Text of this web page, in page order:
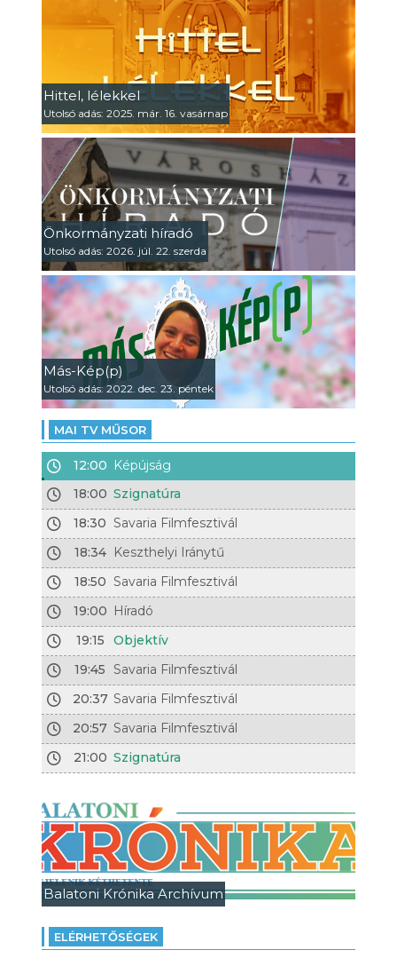
Hittel, lélekkel
Utolsó adás: 2025. már. 16. vasárnap
Önkormányzati híradó
Utolsó adás: 2026. júl. 22. szerda
Más-Kép(p)
Utolsó adás: 2022. dec. 23. péntek
MAI TV MŰSOR
12:00 Képújság
18:00 Szignatúra
18:30 Savaria Filmfesztivál
18:34 Keszthelyi Iránytű
18:50 Savaria Filmfesztivál
19:00 Híradó
19:15
Objektív
19:45
Savaria Filmfesztivál
20:37 Savaria Filmfesztivál
20:57 Savaria Filmfesztivál
21:00 Szignatúra
Balatoni Krónika Archívum
ELÉRHETŐSÉGEK